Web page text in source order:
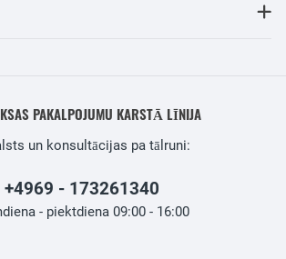
PAKALPOJUMU KARSTĀ LĪNIJA
un konsultācijas pa tālruni:
+4969 - 173261340
- piektdiena 09:00 - 16:00